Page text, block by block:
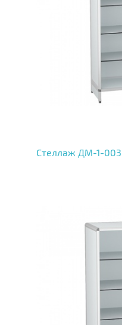
Стеллаж ДМ-1-